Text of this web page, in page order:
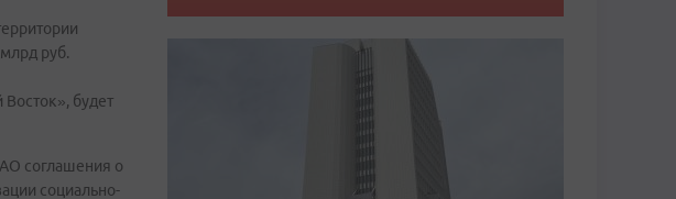
руб.
будет
соглашения о
социально-